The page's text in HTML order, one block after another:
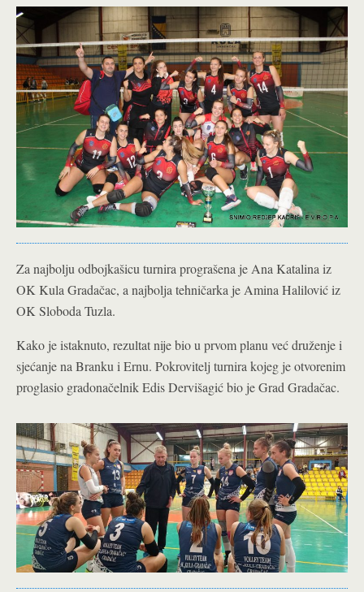
Za najbolju odbojkašicu turnira prograšena je Ana Katalina iz
OK Kula Gradačac, a najbolja tehničarka je Amina Halilović iz
OK Sloboda Tuzla.
Kako je istaknuto, rezultat nije bio u prvom planu već druženje i
sjećanje na Branku i Ernu. Pokrovitelj turnira kojeg je otvorenim
proglasio gradonačelnik Edis Dervišagić bio je Grad Gradačac.